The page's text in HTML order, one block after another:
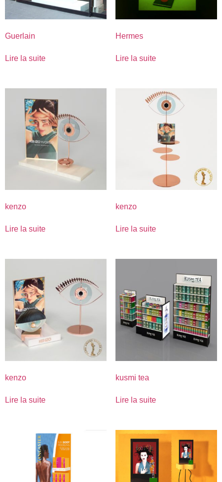
Guerlain
Lire la suite
Hermes
Lire la suite
kenzo
Lire la suite
kenzo
Lire la suite
kenzo
Lire la suite
kusmi tea
Lire la suite